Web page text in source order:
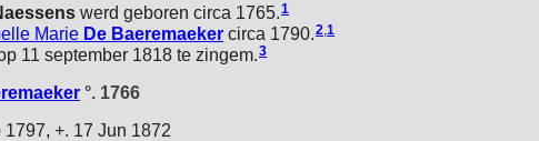
werd geboren circa 1765.1
Marie De Baeremaeker circa 1790.2,1
11 september 1818 te zingem.3
°. 1766
1797, +. 17 Jun 1872